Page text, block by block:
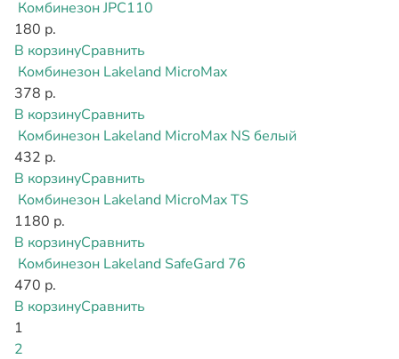
Комбинезон JPC110
180 р.
В корзинуСравнить
Комбинезон Lakeland MicroMax
378 р.
В корзинуСравнить
Комбинезон Lakeland MicroMax NS белый
432 р.
В корзинуСравнить
Комбинезон Lakeland MicroMax TS
1180 р.
В корзинуСравнить
Комбинезон Lakeland SafeGard 76
470 р.
В корзинуСравнить
1
2